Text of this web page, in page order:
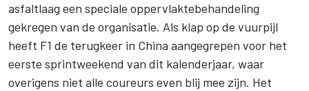
asfaltlaag een speciale oppervlaktebehandeling
gekregen van de organisatie. Als klap op de vuurpijl
heeft F1 de terugkeer in China aangegrepen voor het
eerste sprintweekend van dit kalenderjaar, waar
overigens niet alle coureurs even blij mee zijn. Het